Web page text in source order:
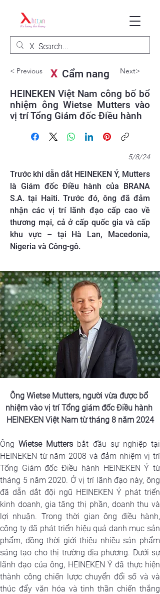
< Previous XCẩm nang Next>
HEINEKEN Việt Nam công bố bổ
nhiệm ông Wietse Mutters vào
vị trí Tổng Giám đốc Điều hành
5/8/24
Trước khi dẫn dắt HEINEKEN Ý, Mutters
là Giám đốc Điều hành của BRANA
S.A. tại Haiti. Trước đó, ông đã đảm
nhận các vị trí lãnh đạo cấp cao về
thương mại, cả ở cấp quốc gia và cấp
khu vực – tại Hà Lan, Macedonia,
Nigeria và Công-gô.
Ông Wietse Mutters, người vừa được bổ
nhiệm vào vị trí Tổng giám đốc Điều hành
HEINEKEN Việt Nam từ tháng 8 năm 2024
Ông Wietse Mutters bắt đầu sự nghiệp tại
HEINEKEN từ năm 2008 và đảm nhiệm vị trí
Tổng Giám đốc Điều hành HEINEKEN Ý từ
tháng 5 năm 2020. Ở vị trí lãnh đạo này, ông
đã dẫn dắt đội ngũ HEINEKEN Ý phát triển
kinh doanh, gia tăng thị phần, doanh thu và
lợi nhuận. Trong thời gian ông điều hành,
công ty đã phát triển hiệu quả danh mục sản
phẩm, đồng thời giới thiệu nhiều sản phẩm
sáng tạo cho thị trường địa phương. Dưới sự
lãnh đạo của ông, HEINEKEN Ý đã thực hiện
thành công chiến lược chuyển đổi số và và
thúc đẩy văn hóa và tinh thần chiến thắng